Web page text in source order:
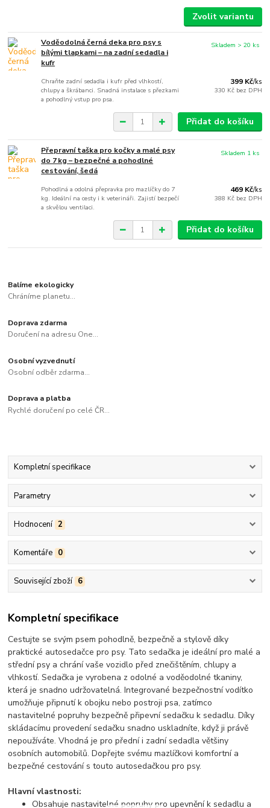
Zvolit variantu
Voděodolná černá deka pro psy s
bílými tlapkami – na zadní sedadla i
kufr
Chraňte zadní sedadla i kufr před vlhkostí,
chlupy a škrábanci. Snadná instalace s přezkami
a pohodlný vstup pro psa.
399 Kč/ks
330 Kč bez DPH
Skladem > 20 ks
Přidat do košíku
Přepravní taška pro kočky a malé psy
do 7 kg – bezpečné a pohodlné
cestování, šedá
Pohodlná a odolná přepravka pro mazlíčky do 7
kg. Ideální na cesty i k veterináři. Zajistí bezpečí
a skvělou ventilaci.
469 Kč/ks
388 Kč bez DPH
Skladem 1 ks
Přidat do košíku
Balíme ekologicky
Chráníme planetu...
Doprava zdarma
Doručení na adresu One...
Osobní vyzvednutí
Osobní odběr zdarma...
Doprava a platba
Rychlé doručení po celé ČR...
Kompletní specifikace
Parametry
Hodnocení 2
Komentáře 0
Související zboží 6
Kompletní specifikace
Cestujte se svým psem pohodlně, bezpečně a stylově díky
praktické autosedačce pro psy. Tato sedačka je ideální pro malé a
střední psy a chrání vaše vozidlo před znečištěním, chlupy a
vlhkostí. Sedačka je vyrobena z odolné a voděodolné tkaniny,
která je snadno udržovatelná. Integrované bezpečnostní vodítko
umožňuje připnutí k obojku nebo postroji psa, zatímco
nastavitelné popruhy bezpečně připevní sedačku k sedadlu. Díky
skládacímu provedení sedačku snadno uskladníte, když ji právě
nepoužíváte. Vhodná je pro přední i zadní sedadla většiny
osobních automobilů. Dopřejte svému mazlíčkovi komfortní a
bezpečné cestování s touto autosedačkou pro psy.
Hlavní vlastnosti:
Obsahuje nastavitelné popruhy pro upevnění k sedadlu a